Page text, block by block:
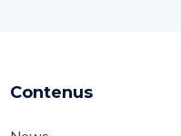
Contenus